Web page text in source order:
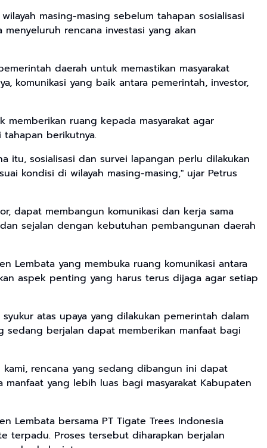
masing-masing sebelum tahapan sosialisasi
rencana investasi yang akan
daerah untuk memastikan masyarakat
komunikasi yang baik antara pemerintah, investor,
memberikan ruang kepada masyarakat agar
berikutnya.
itu, sosialisasi dan survei lapangan perlu dilakukan
kondisi di wilayah masing-masing," ujar Petrus
dapat membangun komunikasi dan kerja sama
sejalan dengan kebutuhan pembangunan daerah
Lembata yang membuka ruang komunikasi antara
aspek penting yang harus terus dijaga agar setiap
atas upaya yang dilakukan pemerintah dalam
berjalan dapat memberikan manfaat bagi
kami, rencana yang sedang dibangun ini dapat
yang lebih luas bagi masyarakat Kabupaten
Lembata bersama PT Tigate Trees Indonesia
terpadu. Proses tersebut diharapkan berjalan